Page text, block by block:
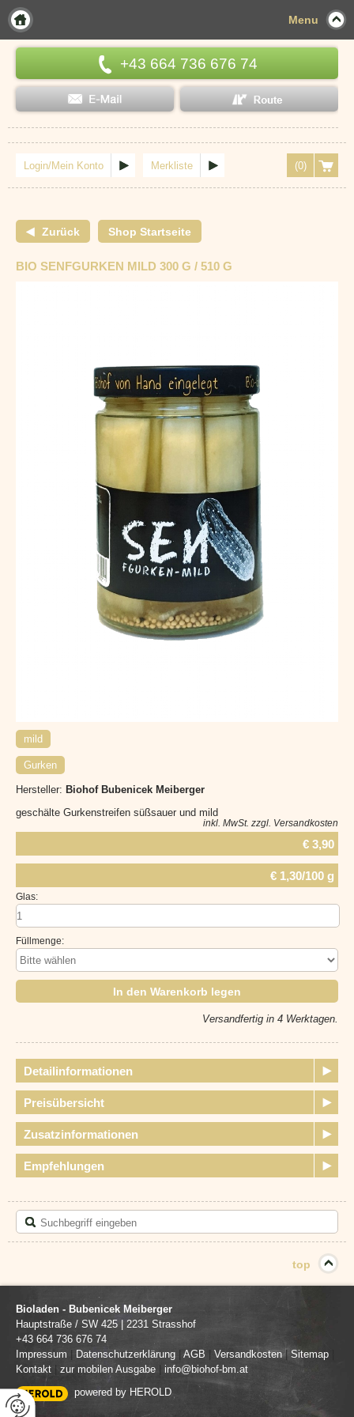
Menu
+43 664 736 676 74
(0)
Login/Mein Konto Merkliste
Zurück Shop Startseite
BIO SENFGURKEN MILD 300 G / 510 G
mild
Gurken
Hersteller: Biohof Bubenicek Meiberger
geschälte Gurkenstreifen süßsauer und mild
inkl. MwSt. zzgl. Versandkosten
€ 3,90
€ 1,30/100 g
Versandfertig in 4 Werktagen.
Glas:
Füllmenge:
In den Warenkorb legen
Detailinformationen
Preisübersicht
Zusatzinformationen
Empfehlungen
top
Bioladen - Bubenicek Meiberger
Hauptstraße / SW 425
2231 Strasshof
+43 664 736 676 74
Impressum
Datenschutzerklärung AGB Versandkosten | Sitemap
Kontakt
zur mobilen Ausgabe
info@biohof-bm.at
powered by HEROLD